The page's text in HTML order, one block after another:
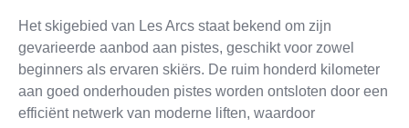
Het skigebied van Les Arcs staat bekend om zijn
gevarieerde aanbod aan pistes, geschikt voor zowel
beginners als ervaren skiërs. De ruim honderd kilometer
aan goed onderhouden pistes worden ontsloten door een
efficiënt netwerk van moderne liften, waardoor